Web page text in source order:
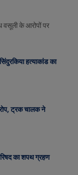
वसूली के आरोपों पर
हत्याकांड का
ट्रक चालक ने
का शपथ ग्रहण